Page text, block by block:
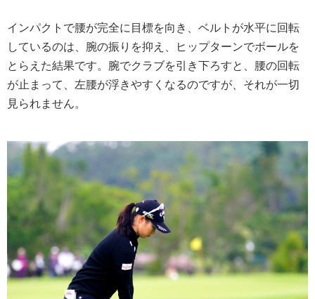
インパクトで腰が完全に目標を向き、ベルトが水平に回転
しているのは、腕の振りを抑え、ヒップターンでボールを
とらえた結果です。腕でクラブを引き下ろすと、腰の回転
が止まって、左腰が浮きやすくなるのですが、それが一切
見られません。